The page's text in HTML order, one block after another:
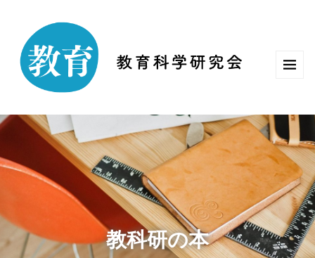
教科研の本